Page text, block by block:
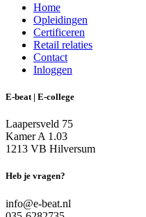
Home
Opleidingen
Certificeren
Retail relaties
Contact
Inloggen
E-beat | E-college
Laapersveld 75
Kamer A 1.03
1213 VB Hilversum
Heb je vragen?
info@e-beat.nl